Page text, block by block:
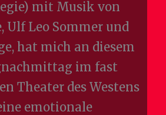
mit Musik von
Ulf Leo Sommer und
hat mich an diesem
im fast
Theater des Westens
emotionale